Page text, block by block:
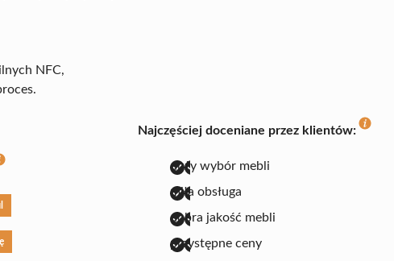
NFC,
Najczęściej doceniane przez klientów:
duży wybór mebli
miła obsługa
dobra jakość mebli
przystępne ceny